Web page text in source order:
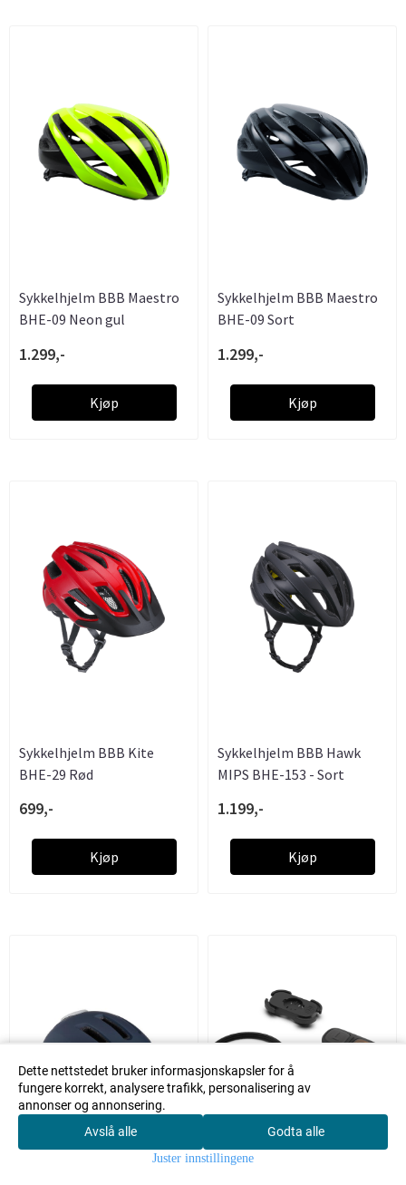
Søk
Sykkelhjelm BBB Maestro
BHE-09 Neon gul
1.299,-
Kjøp
Sykkelhjelm BBB Maestro
BHE-09 Sort
1.299,-
Kjøp
Sykkelhjelm BBB Kite
BHE-29 Rød
699,-
Kjøp
Sykkelhjelm BBB Hawk
MIPS BHE-153 - Sort
1.199,-
Kjøp
Dette nettstedet bruker informasjonskapsler for å
fungere korrekt, analysere trafikk, personalisering av
annonser og annonsering.
Avslå alle
Godta alle
Juster innstillingene